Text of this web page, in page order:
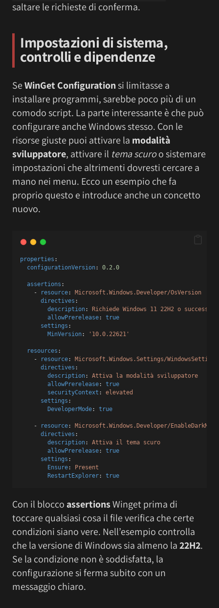
saltare le richieste di conferma.
Impostazioni di sistema,
controlli e dipendenze
SeWinGet Configurationsi limitasse a
installare programmi, sarebbe poco più di un
comodo script. La parte interessante è che può
configurare anche Windows stesso. Con le
risorse giuste puoi attivare la modalità
sviluppatore, attivare il tema scuroo sistemare
impostazioni che altrimenti dovresti cercare a
mano nei menu. Ecco un esempio che fa
proprio questo e introduce anche un concetto
nuovo.
properties :
configurationVersion: 0.2.0
assertions :
    -
resource: Microsoft.Windows.Developer/OsVersion
directives :
description:
Richiede Windows 11 22H2 o successivo
allowPrerelease: true
settings :
MinVersion: '10.0.22621'
resources :
    -
resource: Microsoft.Windows.Settings/WindowsSettings
directives :
description: Attiva la modalità sviluppatore
allowPrerelease: true
securityContext : elevated
settings :
DeveloperMode: true
    -
resource: Microsoft.Windows.Developer/EnableDarkMode
directives :
description: Attiva il tema scuro
allowPrerelease: true
settings :
Ensure:
Present
RestartExplorer: true
Con il blocco assertionsWinget prima di
toccare qualsiasi cosa il file verifica che certe
condizioni siano vere. Nell’esempio controlla
che la versione di Windows sia almeno la22H2.
Se la condizione non è soddisfatta, la
configurazione si ferma subito con un
messaggio chiaro.